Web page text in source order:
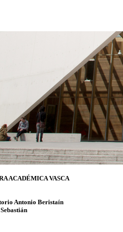
ACADÉMICA VASCA
Antonio Beristaín